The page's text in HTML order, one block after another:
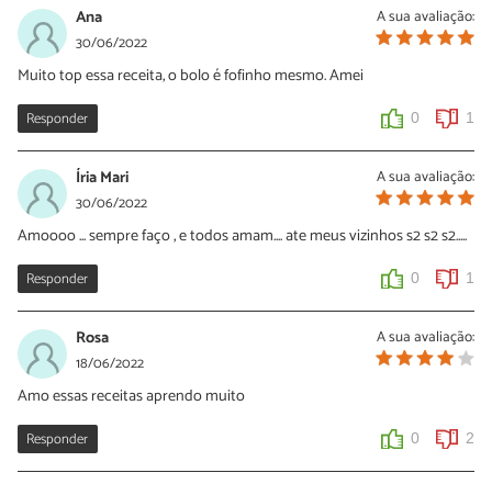
A sua avaliação:
Ana
30/06/2022
Muito top essa receita, o bolo é fofinho mesmo. Amei
Responder 0 1
A sua avaliação:
Íria Mari
30/06/2022
Amoooo ... sempre faço , e todos amam.... ate meus vizinhos s2 s2 s2.....
Responder 0 1
A sua avaliação:
Rosa
18/06/2022
Amo essas receitas aprendo muito
Responder 0 2